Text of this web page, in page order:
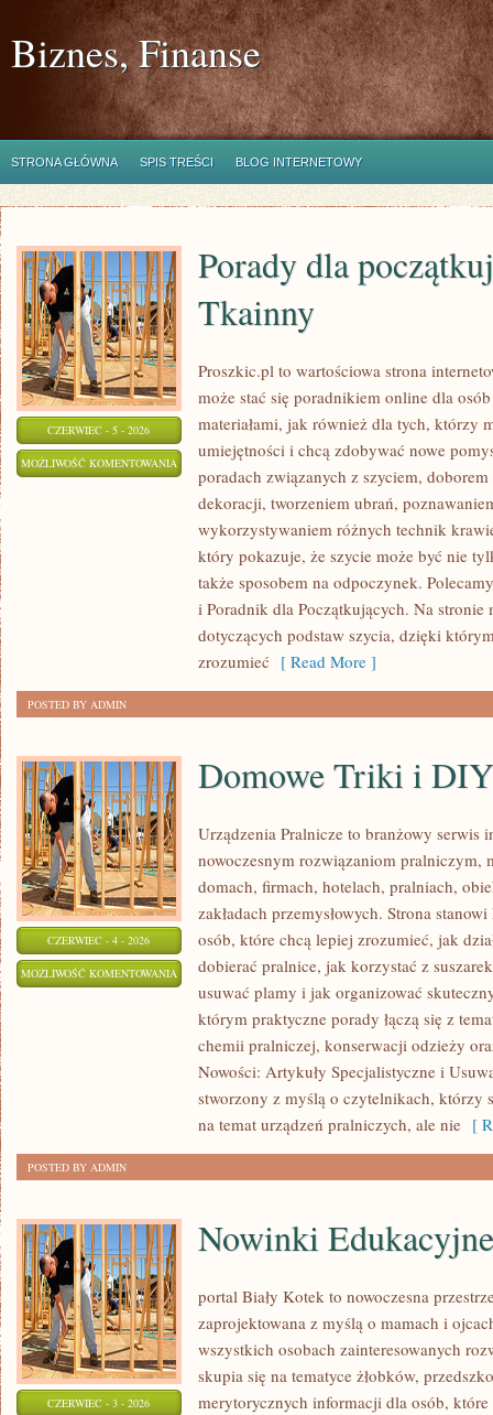
Biznes, Finanse
STRONA GŁÓWNA SPIS TREŚCI BLOG INTERNETOWY
CZERWIEC - 5 - 2026
MOŻLIWOŚĆ KOMENTOWANIA
POCZĄTKUJĄCYCH
Porady dla
Tkainny
Proszkic.pl to wartościowa strona
może stać się poradnikiem online dla
materiałami, jak również dla tych, którzy
umiejętności i chcą zdobywać nowe
poradach związanych z szyciem,
dekoracji, tworzeniem ubrań,
wykorzystywaniem różnych technik
który pokazuje, że szycie może być nie
także sposobem na odpoczynek.
i Poradnik dla Początkujących. Na stronie
dotyczących podstaw szycia, dzięki
zrozumieć [ Read More ]
POSTED BY ADMIN
CZERWIEC - 4 - 2026
MOŻLIWOŚĆ KOMENTOWANIA DOMOWE
TRIKI
Domowe Triki i DIY
Urządzenia Pralnicze to branżowy serwis
nowoczesnym rozwiązaniom
domach, firmach, hotelach, pralniach,
zakładach przemysłowych. Strona
osób, które chcą lepiej zrozumieć, jak
dobierać pralnice, jak korzystać z
usuwać plamy i jak organizować
którym praktyczne porady łączą się z
chemii pralniczej, konserwacji odzieży
Nowości: Artykuły Specjalistyczne i
stworzony z myślą o czytelnikach, którzy
na temat urządzeń pralniczych, ale nie [
POSTED BY ADMIN
CZERWIEC - 3 - 2026
Nowinki Edukacyjne
portal Biały Kotek to nowoczesna
zaprojektowana z myślą o mamach i
wszystkich osobach zainteresowanych
skupia się na tematyce żłobków,
merytorycznych informacji dla osób,